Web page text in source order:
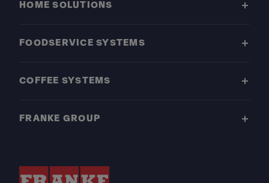
HOME SOLUTIONS
FOODSERVICE SYSTEMS
COFFEE SYSTEMS
FRANKE GROUP